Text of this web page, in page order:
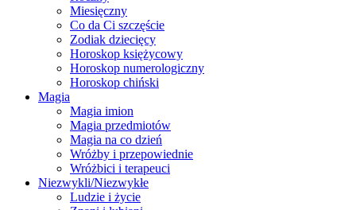
Miesięczny
Co da Ci szczęście
Zodiak dziecięcy
Horoskop księżycowy
Horoskop numerologiczny
Horoskop chiński
Magia
Magia imion
Magia przedmiotów
Magia na co dzień
Wróżby i przepowiednie
Wróżbici i terapeuci
Niezwykli/Niezwykłe
Ludzie i życie